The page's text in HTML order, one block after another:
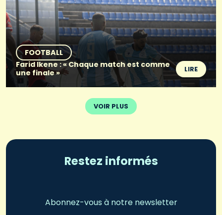
FOOTBALL
Farid Ikene : « Chaque match est comme
une finale »
LIRE
VOIR PLUS
Restez informés
Abonnez-vous à notre newsletter